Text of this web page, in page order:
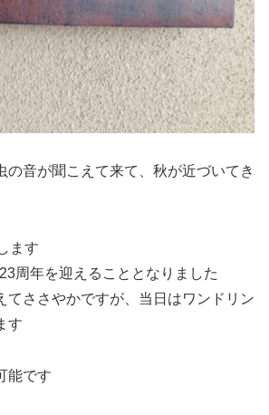
の音が聞こえて来て、秋が近づいてき
ます
周年を迎えることとなりました
てささやかですが、当日はワンドリン
す
能です